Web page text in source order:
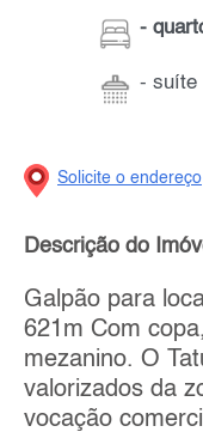
-
- suíte
Solicite o endereço
Descrição do
Galpão para
621m Com
mezanino. O
valorizados da
vocação